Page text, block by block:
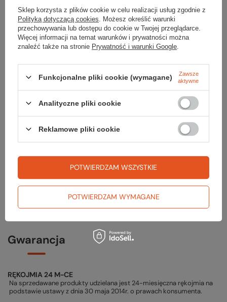
Zerknij też na to:
CONDITIONER
39,99 zł
Impregnat do butów FOOTWEAR REPEL PLUS
49,99 zł
Gwarancja
RĘKOJMIA 24 M-CE
Na sprzedawane produkty udzielana jest 24-miesięczna rękojmia na
podstawie ustawy z dnia 30 maja 2014r. o prawach konsumenta.
Sklep korzysta z plików cookie w celu realizacji usług zgodnie z
Polityką dotyczącą cookies . Możesz określić warunki
przechowywania lub dostępu do cookie w Twojej przeglądarce.
Więcej informacji na temat warunków i prywatności można
znaleźć także na stronie Prywatność i warunki Google
Funkcjonalne pliki cookie (wymagane)
Zawsze
aktywne
Analityczne pliki cookie
Reklamowe pliki cookie
POTWIERDZAM WYMAGANE
POTWIERDZAM WSZYSTKIE